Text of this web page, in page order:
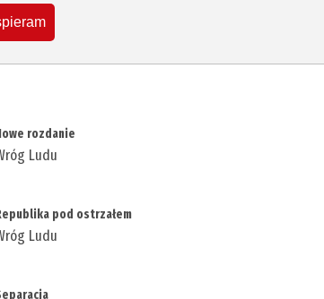
rozdanie
Ludu
pod ostrzałem
Ludu